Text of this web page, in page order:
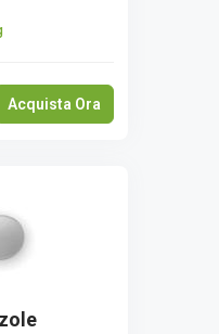
Acquista Ora